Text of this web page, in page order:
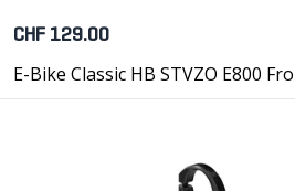
CHF 129.00
E-Bike Classic HB STVZO E800